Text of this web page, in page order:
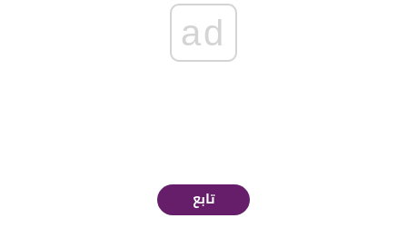
ad
تابع